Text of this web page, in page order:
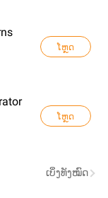
ໂຫຼດ
ໂຫຼດ
ເບິ່ງທັງໝົດ